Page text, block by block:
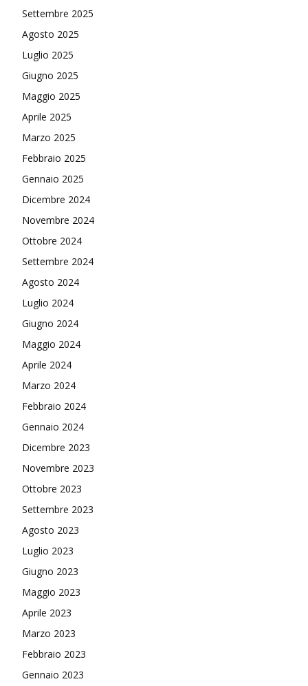
Settembre 2025
Agosto 2025
Luglio 2025
Giugno 2025
Maggio 2025
Aprile 2025
Marzo 2025
Febbraio 2025
Gennaio 2025
Dicembre 2024
Novembre 2024
Ottobre 2024
Settembre 2024
Agosto 2024
Luglio 2024
Giugno 2024
Maggio 2024
Aprile 2024
Marzo 2024
Febbraio 2024
Gennaio 2024
Dicembre 2023
Novembre 2023
Ottobre 2023
Settembre 2023
Agosto 2023
Luglio 2023
Giugno 2023
Maggio 2023
Aprile 2023
Marzo 2023
Febbraio 2023
Gennaio 2023